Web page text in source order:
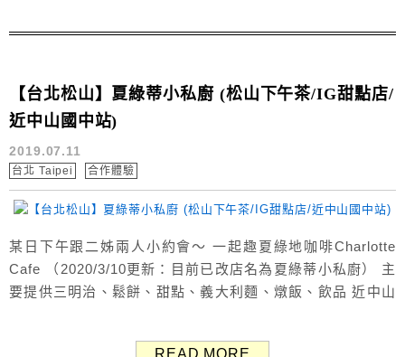
【台北松山】夏綠蒂小私廚 (松山下午茶/IG甜點店/
近中山國中站)
2019.07.11
台北 Taipei 合作體驗
某日下午跟二姊兩人小約會～ 一起趣夏綠地咖啡Charlotte
Cafe （2020/3/10更新：目前已改店名為夏綠蒂小私廚） 主
要提供三明治、鬆餅、甜點、義大利麵、燉飯、飲品 近中山
READ MORE